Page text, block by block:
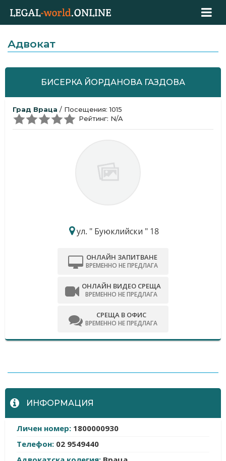
Адвокат
БИСЕРКА ЙОРДАНОВА ГАЗДОВА
Град Враца / Посещения: 1015
Рейтинг: N/A
ул. " Буюклийски " 18
ОНЛАЙН ЗАПИТВАНЕ
ВРЕМЕННО НЕ ПРЕДЛАГА
ОНЛАЙН ВИДЕО СРЕЩА
ВРЕМЕННО НЕ ПРЕДЛАГА
СРЕЩА В ОФИС
ВРЕМЕННО НЕ ПРЕДЛАГА
ИНФОРМАЦИЯ
Личен номер: 1800000930
Телефон: 02 9549440